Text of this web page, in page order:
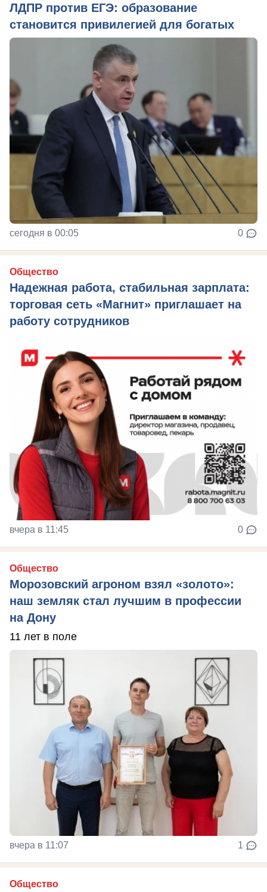
ЛДПР против ЕГЭ: образование
становится привилегией для богатых
сегодня в 00:05 0
Общество
Надежная работа, стабильная зарплата:
торговая сеть «Магнит» приглашает на
работу сотрудников
вчера в 11:45 0
Общество
Морозовский агроном взял «золото»:
наш земляк стал лучшим в профессии
на Дону
11 лет в поле
вчера в 11:07 1
Общество